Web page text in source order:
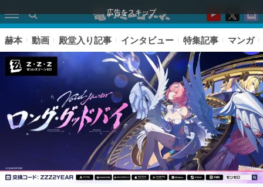
広告をスキップ
赫本 動画 殿堂入り記事 インタビュー 特集記事 マンガ